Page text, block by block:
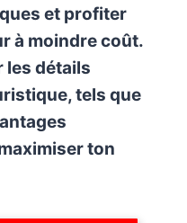
et profiter
à moindre coût.
les détails
tels que
ton